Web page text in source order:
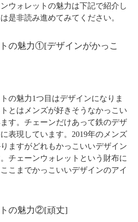
ウォレットの魅力は下記で紹介し
是非読み進めてみてください。
の魅力①[デザインがかっこ
の魅力1つ目はデザインになりま
とはメンズが好きそうなかっこい
す。チェーンだけあって鉄のデザ
表現しています。2019年のメンズ
ますがどれもかっこいいデザイン
チェーンウォレットという財布に
こまでかっこいいデザインのアイ
の魅力②[頑丈]